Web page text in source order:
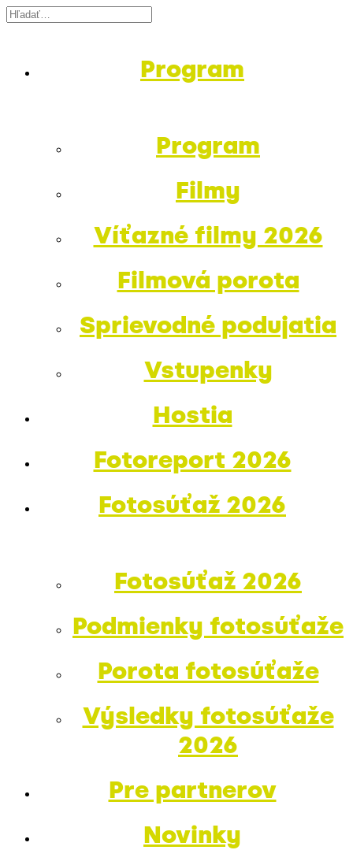
Program
Program
Filmy
Víťazné filmy 2026
Filmová porota
Sprievodné podujatia
Vstupenky
Hostia
Fotoreport 2026
Fotosúťaž 2026
Fotosúťaž 2026
Podmienky fotosúťaže
Porota fotosúťaže
Výsledky fotosúťaže
2026
Pre partnerov
Novinky